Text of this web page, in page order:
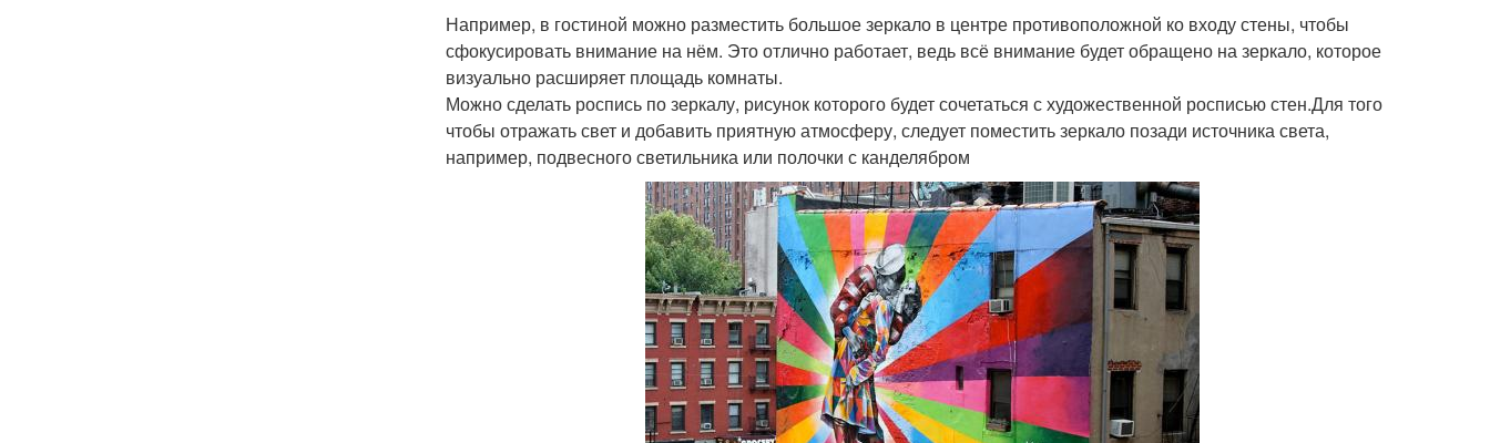
Например, в гостиной можно разместить большое зеркало в центре противоположной ко входу стены, чтобы
сфокусировать внимание на нём. Это отлично работает, ведь всё внимание будет обращено на зеркало, которое
визуально расширяет площадь комнаты.
Можно сделать роспись по зеркалу, рисунок которого будет сочетаться с художественной росписью стен.Для того
чтобы отражать свет и добавить приятную атмосферу, следует поместить зеркало позади источника света,
например, подвесного светильника или полочки с канделябром